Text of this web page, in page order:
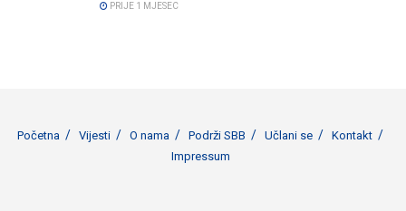
PRIJE 1 MJESEC
Početna Vijesti O nama Podrži SBB Učlani se
Kontakt
Impressum